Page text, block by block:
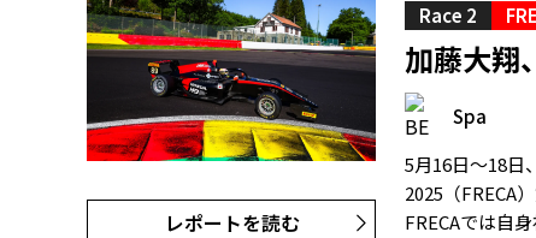
レポートを読む
Race 2
加藤大翔
Spa
5月16日〜18日
2025（FRECA
FRECAでは自